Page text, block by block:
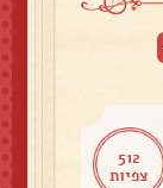
512
צפיות